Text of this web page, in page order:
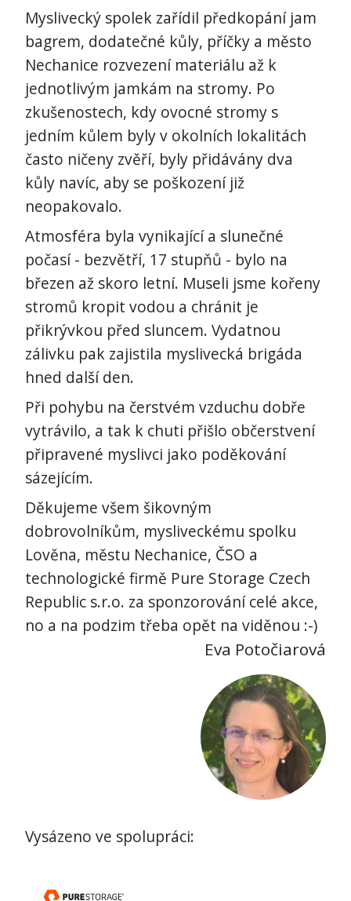
Myslivecký spolek zařídil předkopání jam
bagrem, dodatečné kůly, příčky a město
Nechanice rozvezení materiálu až k
jednotlivým jamkám na stromy. Po
zkušenostech, kdy ovocné stromy s
jedním kůlem byly v okolních lokalitách
často ničeny zvěří, byly přidávány dva
kůly navíc, aby se poškození již
neopakovalo.
Atmosféra byla vynikající a slunečné
počasí - bezvětří, 17 stupňů - bylo na
březen až skoro letní. Museli jsme kořeny
stromů kropit vodou a chránit je
přikrývkou před sluncem. Vydatnou
zálivku pak zajistila myslivecká brigáda
hned další den.
Při pohybu na čerstvém vzduchu dobře
vytrávilo, a tak k chuti přišlo občerstvení
připravené myslivci jako poděkování
sázejícím.
Děkujeme všem šikovným
dobrovolníkům, mysliveckému spolku
Lověna, městu Nechanice, ČSO a
technologické firmě Pure Storage Czech
Republic s.r.o. za sponzorování celé akce,
no a na podzim třeba opět na viděnou :-)
Eva Potočiarová
Vysázeno ve spolupráci: